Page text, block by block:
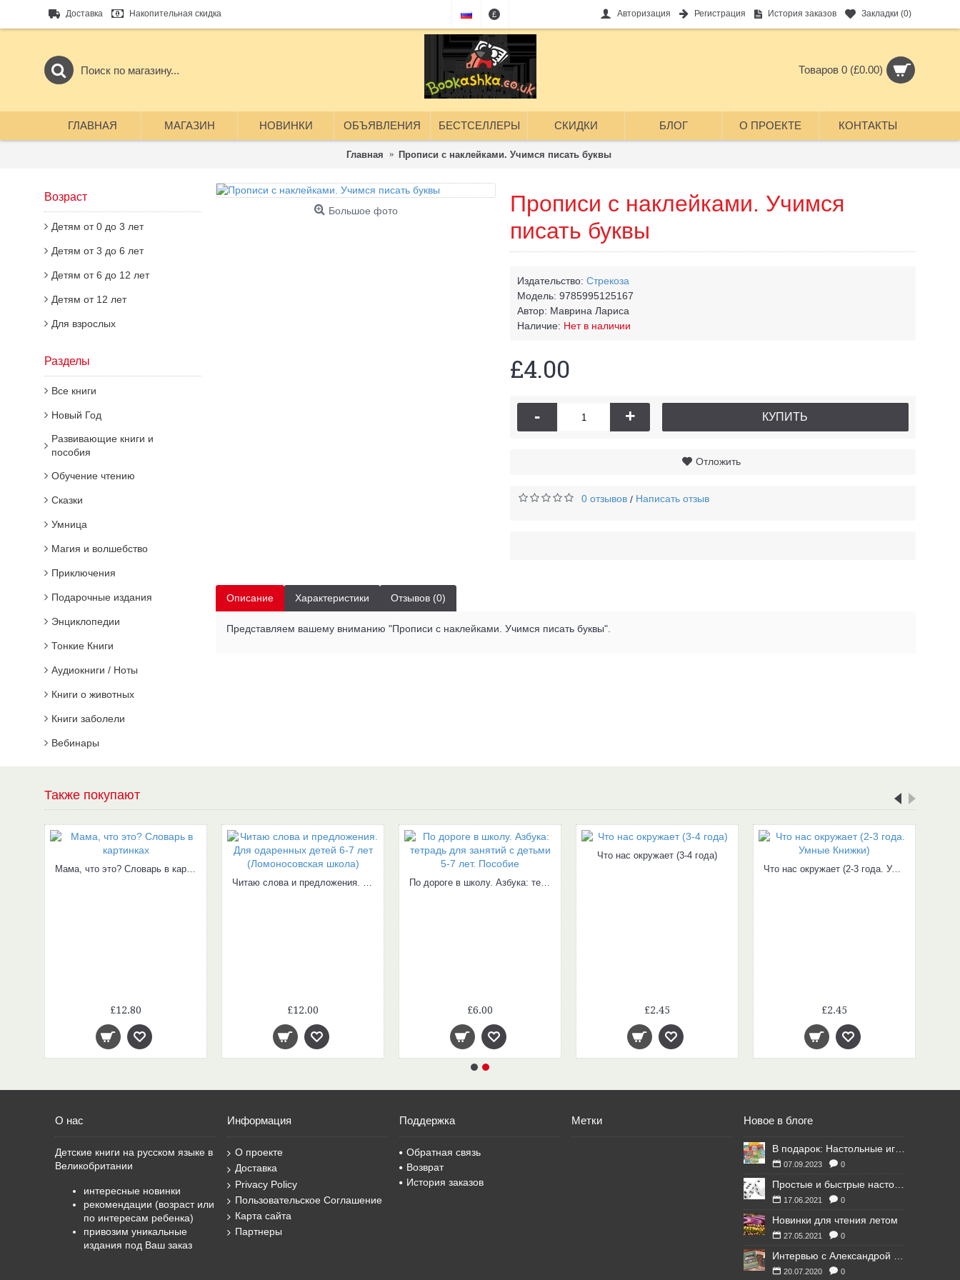
Доставка Накопительная скидка £ Авторизация Регистрация История заказов Закладки (0)
Товаров 0 (£0.00)
ГЛАВНАЯ МАГАЗИН НОВИНКИ ОБЪЯВЛЕНИЯ БЕСТСЕЛЛЕРЫ СКИДКИ БЛОГ О ПРОЕКТЕ КОНТАКТЫ
Главная Прописи с наклейками. Учимся писать буквы
Возраст
Детям от 0 до 3 лет
Детям от 3 до 6 лет
Детям от 6 до 12 лет
Детям от 12 лет
Для взрослых
Разделы
Все книги
Новый Год
Развивающие книги и
пособия
Обучение чтению
Сказки
Умница
Магия и волшебство
Приключения
Подарочные издания
Энциклопедии
Тонкие Книги
Аудиокниги / Ноты
Книги о животных
Книги заболели
Вебинары
Большое фото
Прописи с наклейками. Учимся
писать буквы
Издательство: Стрекоза
Модель: 9785995125167
Автор: Маврина Лариса
Наличие: Нет в наличии
£4.00
- + КУПИТЬ
Отложить
0 отзывов / Написать отзыв
Описание Характеристики Отзывов (0)
Представляем вашему вниманию "Прописи с наклейками. Учимся писать буквы".
Также покупают
Мама, что это? Словарь в картинках
£12.80
Читаю слова и предложения. Для одаренных детей 6-7 лет (Ломоносовская школа)
£12.00
По дороге в школу. Азбука: тетрадь для занятий с детьми 5-7 лет. Пособие
£6.00
Что нас окружает (3-4 года)
£2.45
Что нас окружает (2-3 года. Умные Книжки)
£2.45
О нас
Детские книги на русском языке в
Великобритании
интересные новинки
рекомендации (возраст или
по интересам ребенка)
привозим уникальные
издания под Ваш заказ
Информация
О проекте
Доставка
Privacy Policy
Пользовательское Соглашение
Карта сайта
Партнеры
Поддержка
Обратная связь
Возврат
История заказов
Метки Новое в блоге
07.09.2023 0
17.06.2021 0
Новинки для чтения летом
27.05.2021 0
20.07.2020 0